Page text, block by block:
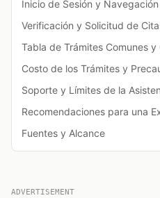
Inicio de Sesión y
Verificación y Solicitud de
Tabla de Trámites Comunes
Costo de los Trámites y
Soporte y Límites de la
Recomendaciones para una
Fuentes y Alcance
ADVERTISEMENT